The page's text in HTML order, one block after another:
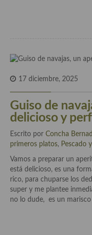
Las opiniones de la
Prensa
Acompañamientos
Airfryer recetas
Aderezos, salsas,
aditivos
Especias, mezclas de
17 diciembre, 2025
Guiso de
delicioso y
Escrito por Concha Bernad
primeros platos, Pescado
Vamos a preparar un
está delicioso, es una
rico, para chuparse los
super y me plantee
no lo dude, es un